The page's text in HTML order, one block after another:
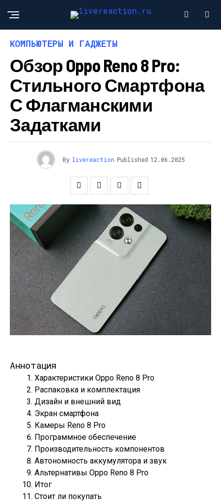
КОМПЬЮТЕРЫ И ГАДЖЕТЫ
Обзор Oppo Reno 8 Pro:
Стильного Смартфона
С Флагманскими
Задатками
By livereaction Published 12.06.2025
Аннотация
Характеристики Oppo Reno 8 Pro
Распаковка и комплектация
Дизайн и внешний вид
Экран смартфона
Камеры Reno 8 Pro
Программное обеспечение
Производительность компонентов
Автономность аккумулятора и звук
Альтернативы Oppo Reno 8 Pro
Итог
Стоит ли покупать